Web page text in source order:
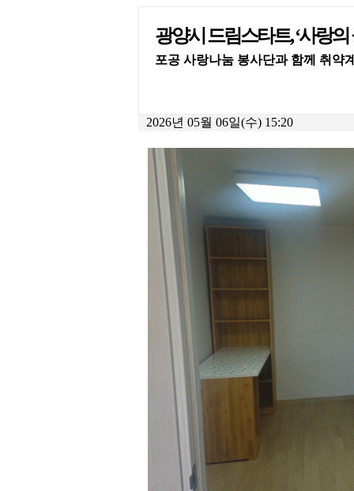
광양시 드림스타트, ‘사랑
포공 사랑나눔 봉사단과 함께 취약
2026년 05월 06일(수) 15:20